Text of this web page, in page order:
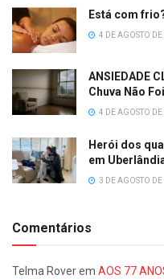
Está com
4 DE AGOSTO
ANSIEDADE
Chuva Não
4 DE AGOSTO
Herói dos
em
3 DE AGOSTO
Comentários
Telma Roverem AOS 77